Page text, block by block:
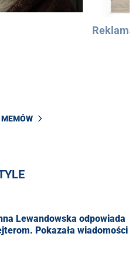
Reklama
Lewandowska odpowiada
Pokazała wiadomości